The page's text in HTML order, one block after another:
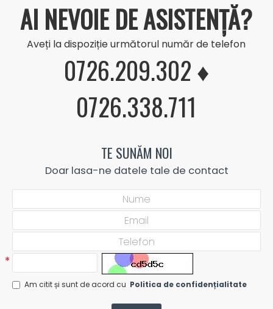
AI NEVOIE DE ASISTENȚĂ?
Aveți la dispoziție următorul număr de telefon
0726.209.302 ♦
0726.338.711
TE SUNĂM NOI
Doar lasa-ne datele tale de contact
Am citit și sunt de acord cu Politica de confidențialitate